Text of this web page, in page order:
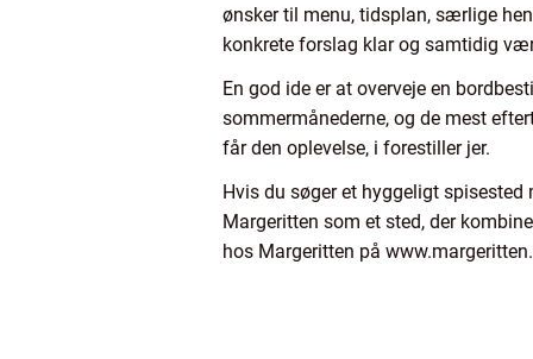
ønsker til menu, tidsplan, særlige
konkrete forslag klar og samtidig
En god ide er at overveje en
sommermånederne, og de mest
får den oplevelse, i forestiller jer.
Hvis du søger et hyggeligt
Margeritten som et sted, der
hos Margeritten på